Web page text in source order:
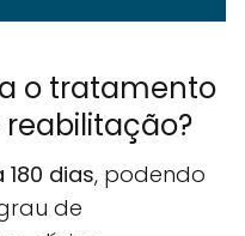
o tratamento
180 dias, podendo
de